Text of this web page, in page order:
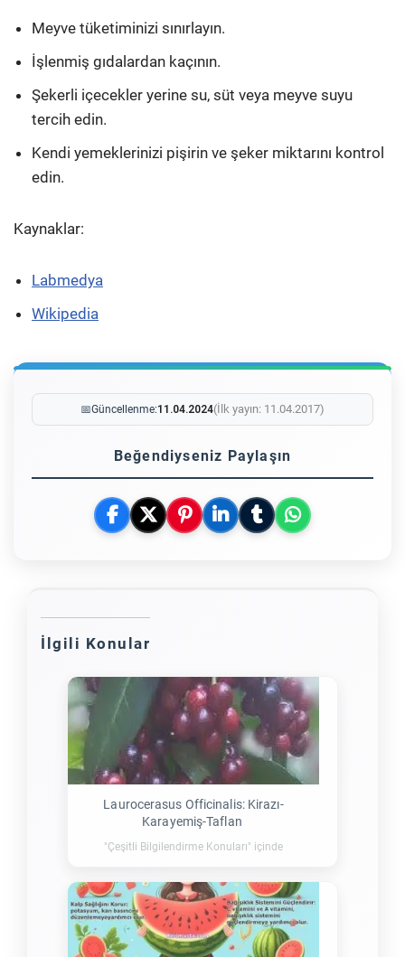
Meyve tüketiminizi sınırlayın.
İşlenmiş gıdalardan kaçının.
Şekerli içecekler yerine su, süt veya meyve suyu
tercih edin.
Kendi yemeklerinizi pişirin ve şeker miktarını kontrol
edin.
Kaynaklar:
Labmedya
Wikipedia
📅Güncellenme:11.04.2024(İlk yayın: 11.04.2017)
Beğendiyseniz Paylaşın
İlgili Konular
Laurocerasus Officinalis: Kirazı-
Karayemiş-Taflan
"Çeşitli Bilgilendirme Konuları" içinde